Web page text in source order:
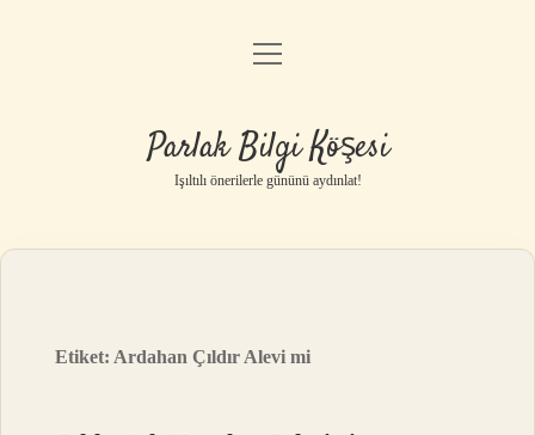
Anasayfa
Yasal Uyarı
menüyü
Parlak Bilgi Köşesi
Işıltılı önerilerle gününü aydınlat!
Etiket: Ardahan Çıldır Alevi mi